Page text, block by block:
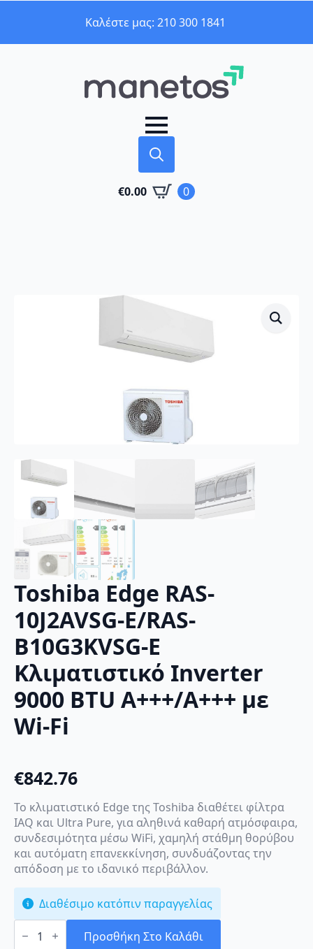
Καλέστε μας: 210 300 1841
for:
€0.00 0
Toshiba Edge RAS-
10J2AVSG-E/RAS-
B10G3KVSG-E
Κλιματιστικό Inverter
9000 BTU A+++/A+++ με
Wi-Fi
€842.76
Το κλιματιστικό Edge της Toshiba διαθέτει φίλτρα
IAQ και Ultra Pure, για αληθινά καθαρή ατμόσφαιρα,
συνδεσιμότητα μέσω WiFi, χαμηλή στάθμη θορύβου
και αυτόματη επανεκκίνηση, συνδυάζοντας την
απόδοση με το ιδανικό περιβάλλον.
Διαθέσιμο κατόπιν παραγγελίας
Toshiba
Edge Προσθήκη Στο Καλάθι